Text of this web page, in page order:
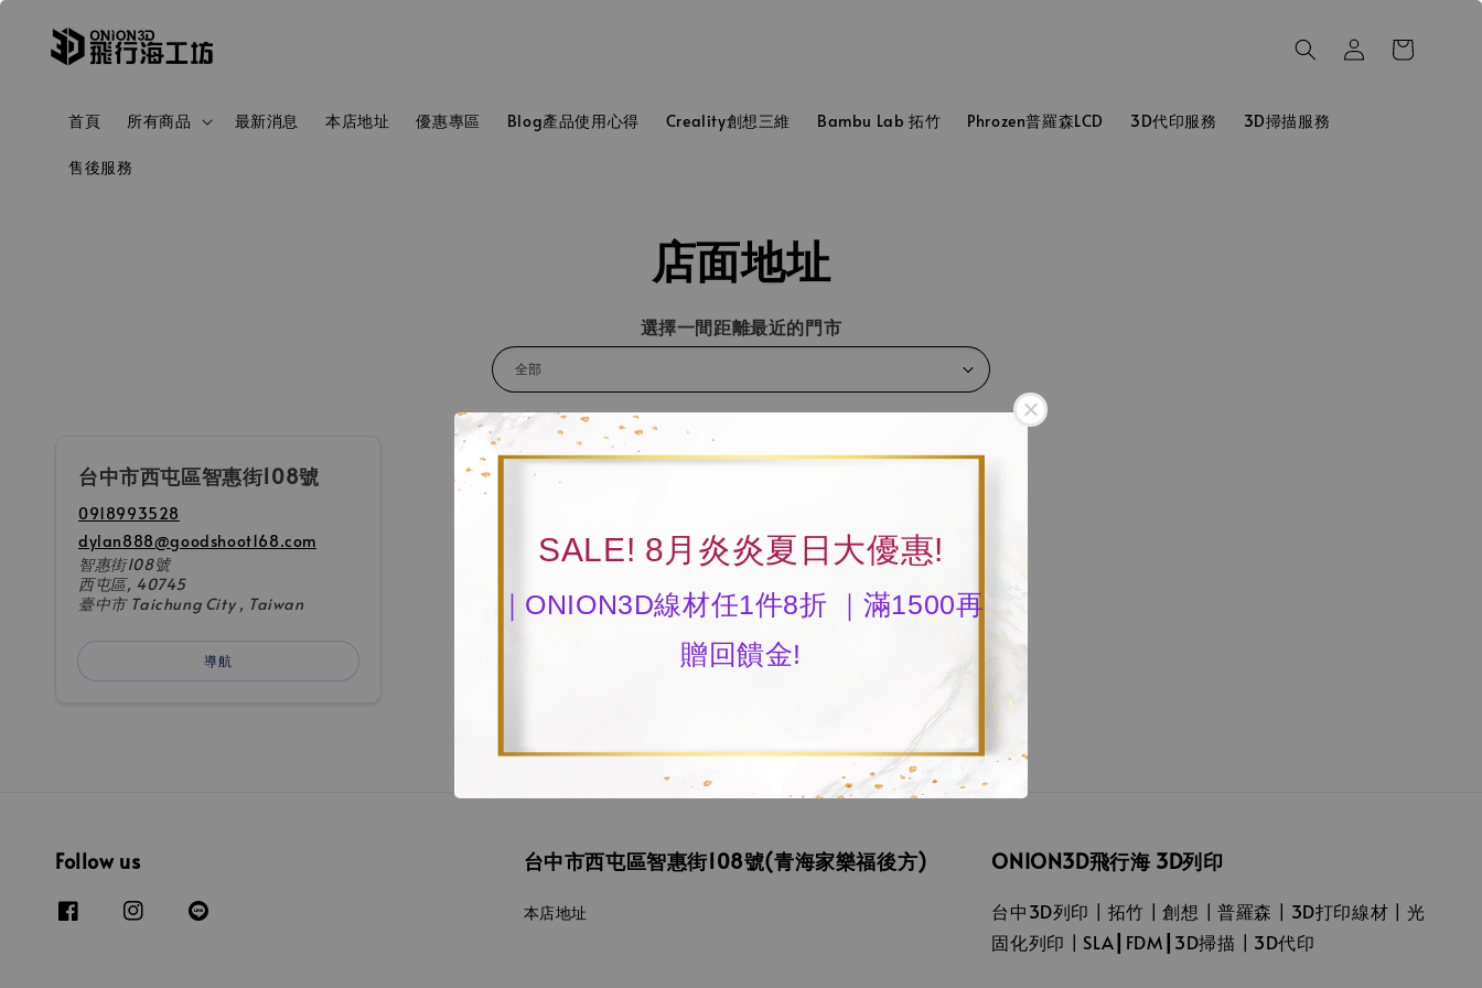
SALE! 8月炎炎夏日大優惠!
｜ONION3D線材任1件8折 ｜滿1500再
贈回饋金!
首頁 所有商品 最新消息 本店地址 優惠專區 Blog產品使用心得 Creality創想三維 Bambu Lab 拓竹 Phrozen普羅森LCD 3D代印服務 3D掃描服務
售後服務
店面地址
選擇一間距離最近的門市
台中市西屯區智惠街108號
0918993528
dylan888@goodshoot168.com
智惠街108號
西屯區, 40745
臺中市 Taichung City , Taiwan
導航
Follow us 台中市西屯區智惠街108號(青海家樂福後方)
本店地址
ONION3D飛行海 3D列印
台中3D列印┃拓竹┃創想┃普羅森┃3D打印線材┃光
固化列印┃SLA┃FDM┃3D掃描┃3D代印